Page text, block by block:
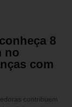
8
no
com
contribuem